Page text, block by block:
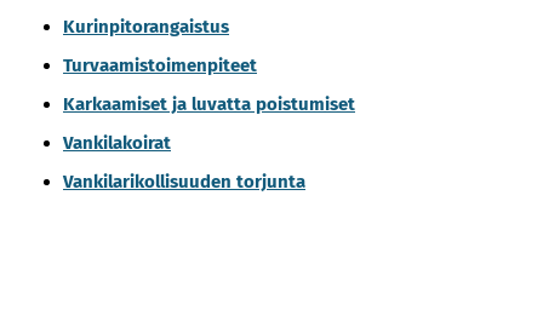
Kurinpitorangaistus
Turvaamistoimenpiteet
Karkaamiset ja luvatta poistumiset
Vankilakoirat
Vankilarikollisuuden torjunta